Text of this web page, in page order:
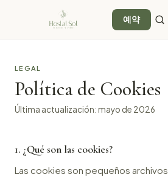
예약
LEGAL
Política de Cookies
Última actualización: mayo de 2026
1. ¿Qué son las cookies?
Las cookies son pequeños